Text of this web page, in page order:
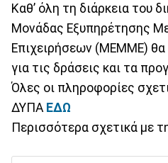
Καθ’ όλη τη διάρκεια του
Μονάδας Εξυπηρέτησης
Επιχειρήσεων (ΜΕΜΜΕ) θα
για τις δράσεις και τα
Όλες οι πληροφορίες
ΔΥΠΑ ΕΔΩ
Περισσότερα σχετικά με